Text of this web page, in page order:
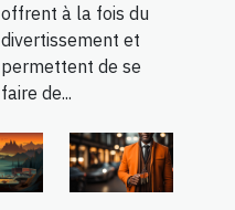
offrent à la fois du
divertissement et
permettent de se
faire de...